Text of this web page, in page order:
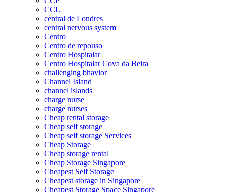
CCU
central de Londres
central nervous system
Centro
Centro de repouso
Centro Hospitalar
Centro Hospitalar Cova da Beira
challenging bhavior
Channel Island
channel islands
charge nurse
charge nurses
Cheap rental storage
Cheap self storage
Cheap self storage Services
Cheap Storage
Cheap storage rental
Cheap Storage Singapore
Cheapest Self Storage
Cheapest storage in Singapore
Cheapest Storage Space Singapore